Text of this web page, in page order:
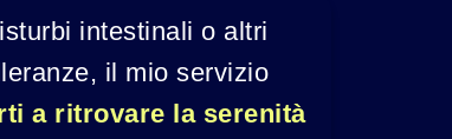
intestinali o altri
il mio servizio
a ritrovare la serenità